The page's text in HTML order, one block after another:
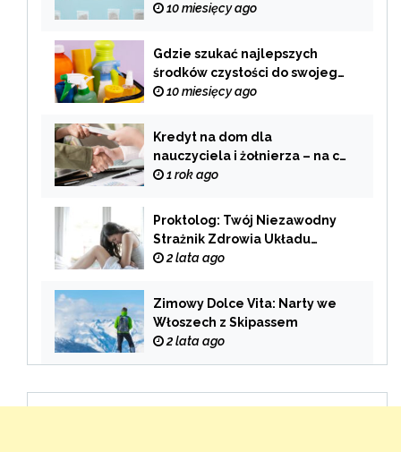
alternatywa dla tradycyjnego
10 miesięcy ago
Gdzie szukać najlepszych
środków czystości do swojego
domu?
10 miesięcy ago
Kredyt na dom dla
nauczyciela i żołnierza – na co
zwrócić uwagę przy wyborze
1 rok ago
Proktolog: Twój Niezawodny
Strażnik Zdrowia Układu
Pokarmowego
2 lata ago
Zimowy Dolce Vita: Narty we
Włoszech z Skipassem
2 lata ago